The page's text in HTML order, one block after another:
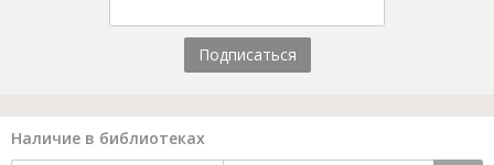
Подписаться
Наличие в библиотеках